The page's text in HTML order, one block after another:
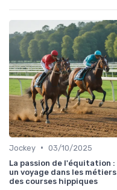
Jockey • 03/10/2025
La passion de l'équitation :
un voyage dans les métiers
des courses hippiques